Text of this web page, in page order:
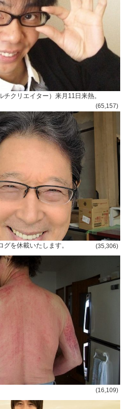
クリエイター）来月11日来熱。
(65,157)
を休載いたします。 (35,306)
(16,109)